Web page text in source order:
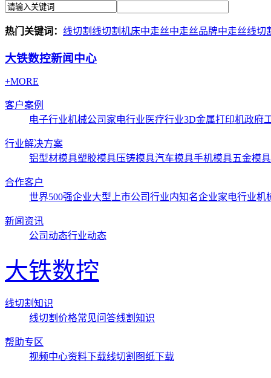
热门关键词： 线切割 线切割机床中走丝中走丝品牌中走丝线切
大铁数控新闻中心
+MORE
客户案例
电子行业机械公司 家电行业 医疗行业3D金属打印机政府
行业解决方案
铝型材模具塑胶模具压铸模具汽车模具手机模具五金模具
合作客户
世界500强企业大型上市公司行业内知名企业家电行业机
新闻资讯
公司动态行业动态
大铁数控
线切割知识
线切割价格常见问答线割知识
帮助专区
视频中心资料下载线切割图纸下载